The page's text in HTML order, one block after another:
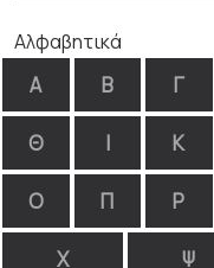
Αλφαβητικά
Α Β Γ
Θ Ι Κ
Ο Π Ρ
Χ Ψ